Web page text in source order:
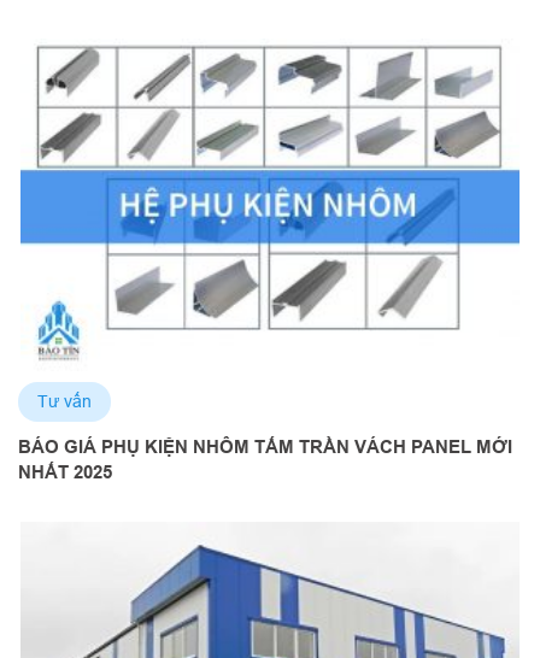
Tư vấn
BÁO GIÁ PHỤ KIỆN NHÔM TẤM TRẦN VÁCH PANEL MỚI
NHẤT 2025